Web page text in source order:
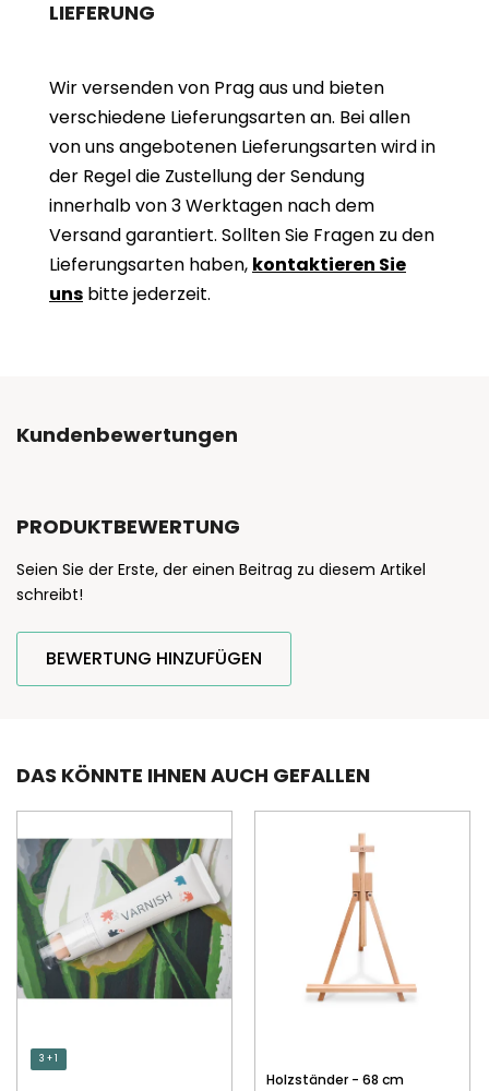
LIEFERUNG
Wir versenden von Prag aus und bieten
verschiedene Lieferungsarten an. Bei allen
von uns angebotenen Lieferungsarten wird in
der Regel die Zustellung der Sendung
innerhalb von 3 Werktagen nach dem
Versand garantiert. Sollten Sie Fragen zu den
Lieferungsarten haben, kontaktieren Sie
uns bitte jederzeit.
Kundenbewertungen
PRODUKTBEWERTUNG
Seien Sie der Erste, der einen Beitrag zu diesem Artikel
schreibt!
BEWERTUNG HINZUFÜGEN
DAS KÖNNTE IHNEN AUCH GEFALLEN
3 + 1
Holzständer - 68 cm